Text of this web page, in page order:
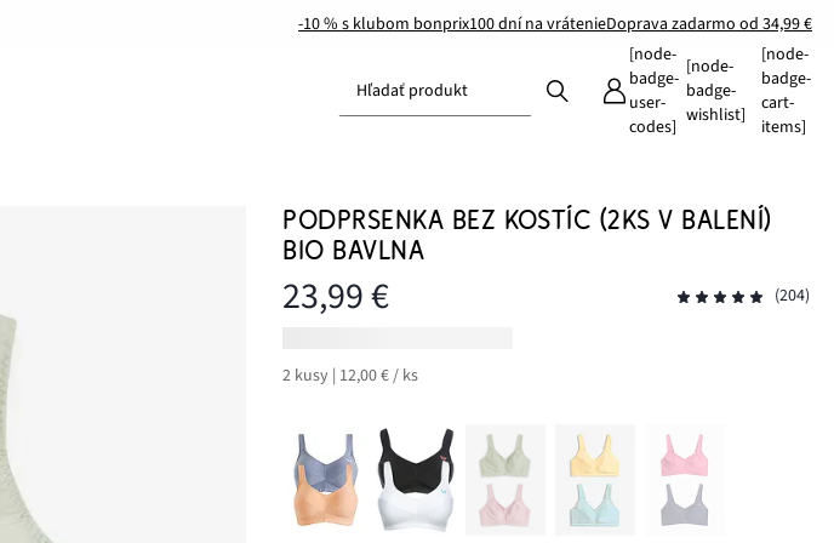
-10 % s klubom bonprix100 dní na vrátenieDoprava zadarmo od 34,99 €
Hľadať produkt
[node-
badge-
user-
codes]
[node-
badge-
wishlist]
[node-
badge-
cart-
items]
PODPRSENKA BEZ KOSTÍC (2KS V BALENÍ)
BIO BAVLNA
23,99 € (204)
2 kusy | 12,00 € / ks